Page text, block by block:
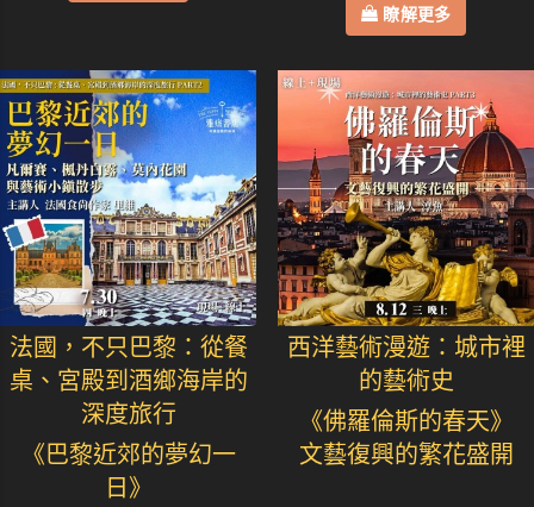
瞭解更多
法國，不只巴黎：從餐
桌、宮殿到酒鄉海岸的
深度旅行
《巴黎近郊的夢幻一
日》
西洋藝術漫遊：城市裡
的藝術史
《佛羅倫斯的春天》
文藝復興的繁花盛開